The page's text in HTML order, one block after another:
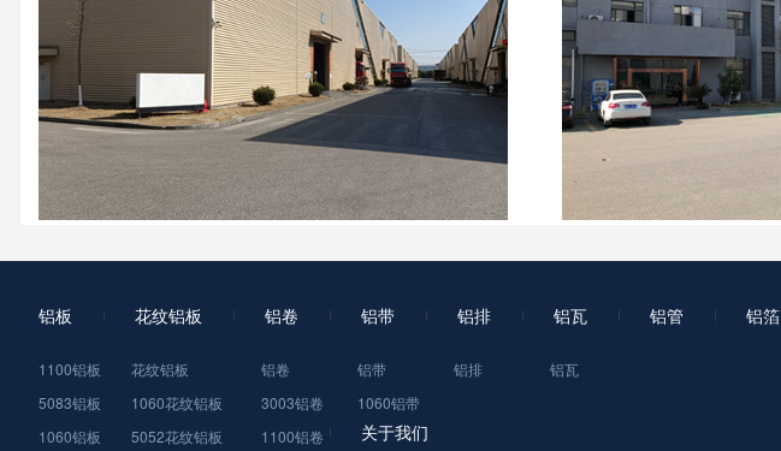
铝板
1100铝板
5083铝板
1060铝板
花纹铝板
花纹铝板
1060花纹铝板
5052花纹铝板
铝卷
铝卷
3003铝卷
1100铝卷
铝带
铝带
1060铝带
铝排
铝排
铝瓦
铝瓦
铝管 铝箔
关于我们